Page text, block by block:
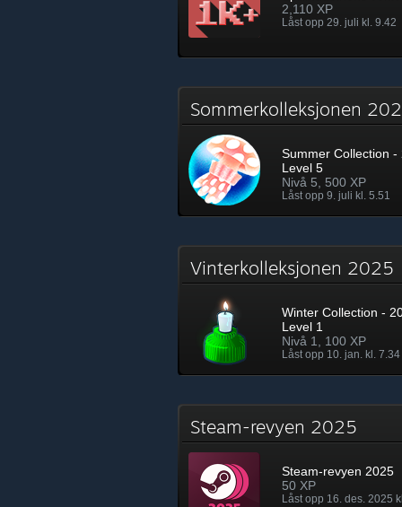
2,110 XP
Låst opp 29. juli kl. 9.42
Sommerkolleksjonen
Summer Collection -
Level 5
Nivå 5, 500 XP
Låst opp 9. juli kl. 5.51
Vinterkolleksjonen 2025
Winter Collection -
Level 1
Nivå 1, 100 XP
Låst opp 10. jan. kl. 7.34
Steam-revyen 2025
Steam-revyen 2025
50 XP
Låst opp 16. des. 2025